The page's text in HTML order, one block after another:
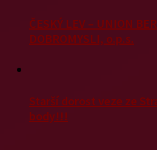
ČESKÝ LEV – UNION
DOBROMYSLI, o.p.s.
Starší dorost veze ze
body!!!